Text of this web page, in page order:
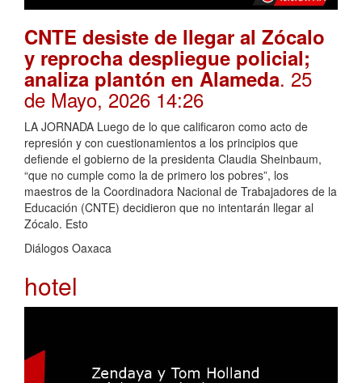
CNTE desiste de llegar al Zócalo
y reprocha despliegue policial;
analiza plantón en Alameda. 25
de Mayo, 2026 14:26
LA JORNADA Luego de lo que calificaron como acto de
represión y con cuestionamientos a los principios que
defiende el gobierno de la presidenta Claudia Sheinbaum,
“que no cumple como la de primero los pobres”, los
maestros de la Coordinadora Nacional de Trabajadores de la
Educación (CNTE) decidieron que no intentarán llegar al
Zócalo. Esto
Diálogos Oaxaca
hotel